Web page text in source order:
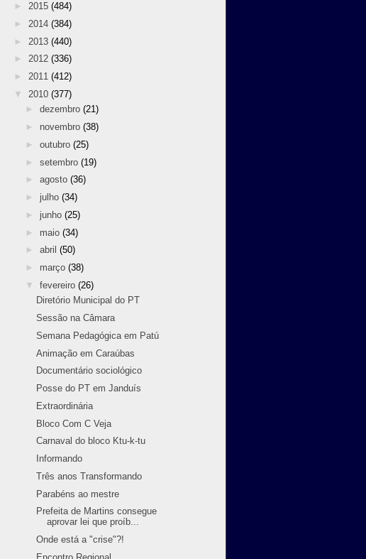
► 2015 (484)
► 2014 (384)
► 2013 (440)
► 2012 (336)
► 2011 (412)
▼ 2010 (377)
► dezembro (21)
► novembro (38)
► outubro (25)
► setembro (19)
► agosto (36)
► julho (34)
► junho (25)
► maio (34)
► abril (50)
► março (38)
▼ fevereiro (26)
Diretório Municipal do PT
Sessão na Câmara
Semana Pedagógica em Patú
Animação em Caraúbas
Documentário sociológico
Posse do PT em Janduís
Extraordinária
Bloco Com C Veja
Carnaval do bloco Ktu-k-tu
Informando
Três anos Transformando
Parabéns ao mestre
Prefeita de Martins consegue
aprovar lei que proíb...
Onde está a "crise"?!